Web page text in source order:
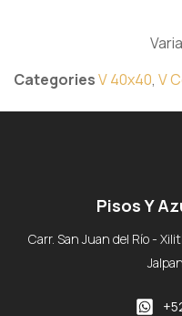
CategoriesV 40x40, V
Pisos Y
Carr. San Juan del Río -